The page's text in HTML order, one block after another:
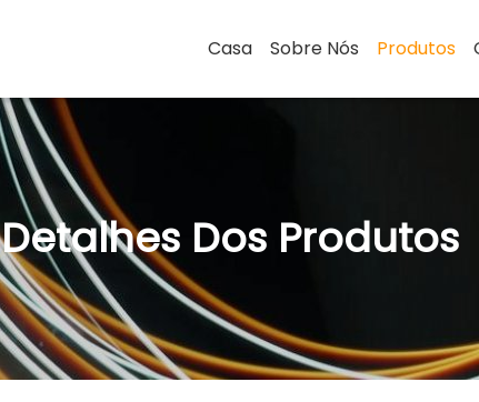
Casa Sobre Nós Produtos
Detalhes Dos Produtos